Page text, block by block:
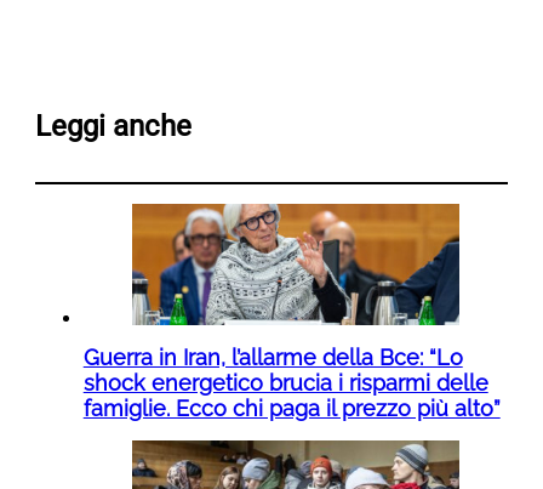
Leggi anche
Guerra in Iran, l’allarme della Bce: “Lo
shock energetico brucia i risparmi delle
famiglie. Ecco chi paga il prezzo più alto”